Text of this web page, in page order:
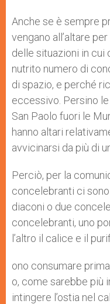
Anche se è sempre
vengano all’altare
delle situazioni in cui
nutrito numero di
di spazio, e perché
eccessivo. Persino
San Paolo fuori le
hanno altari
avvicinarsi da più di
Perciò, per la
concelebranti ci
diaconi o due
concelebranti, uno
l’altro il calice e il
ono consumare
o, come sarebbe più
intingere l’ostia nel